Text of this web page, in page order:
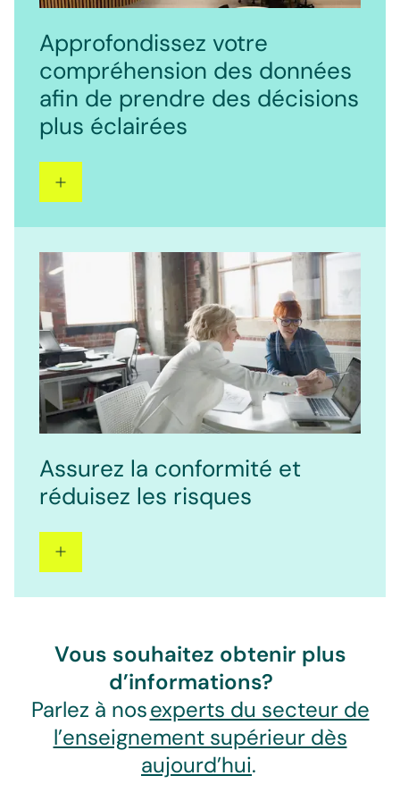
Approfondissez votre
compréhension des données
afin de prendre des décisions
plus éclairées
Assurez la conformité et
réduisez les risques
Vous souhaitez obtenir plus
d’informations?
Parlez à nosexperts du secteur de
l’enseignement supérieur dès
aujourd’hui.